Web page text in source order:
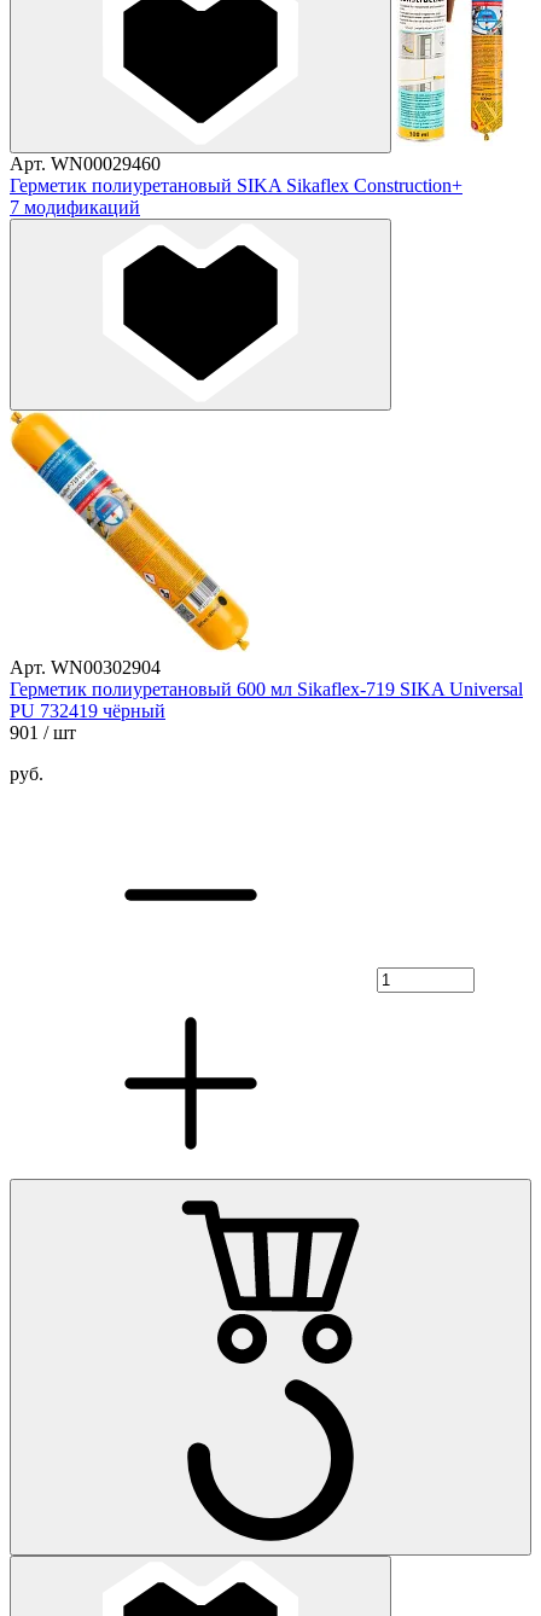
Арт. WN00029460
Герметик полиуретановый SIKA Sikaflex Construction+
7 модификаций
Арт. WN00302904
Герметик полиуретановый 600 мл Sikaflex-719 SIKA Universal
PU 732419 чёрный
901 / шт
руб.